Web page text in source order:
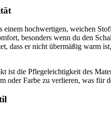
einem hochwertigen, weichen
besonders wenn du den
dass er nicht übermäßig warm
ist die Pflegeleichtigkeit des
oder Farbe zu verlieren, was für